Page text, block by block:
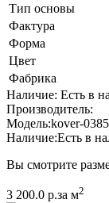
Тип основы
Фактура
Форма
Цвет
Фабрика
Наличие: Есть в
Производитель:
Модель:kover-
Наличие:Есть в
Вы смотрите
3 200.0 р.за м2